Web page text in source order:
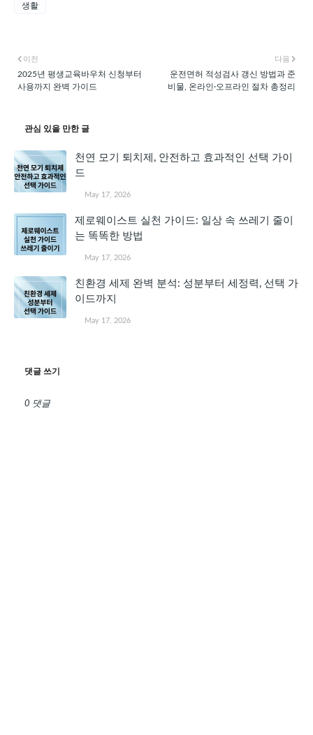
생활
다음
운전면허 적성검사 갱신 방법과 준
비물, 온라인·오프라인 절차 총정리
이전
2025년 평생교육바우처 신청부터
사용까지 완벽 가이드
관심 있을 만한 글
천연 모기 퇴치제, 안전하고 효과적인 선택 가이
드
May 17, 2026
제로웨이스트 실천 가이드: 일상 속 쓰레기 줄이
는 똑똑한 방법
May 17, 2026
친환경 세제 완벽 분석: 성분부터 세정력, 선택 가
이드까지
May 17, 2026
댓글 쓰기
0 댓글